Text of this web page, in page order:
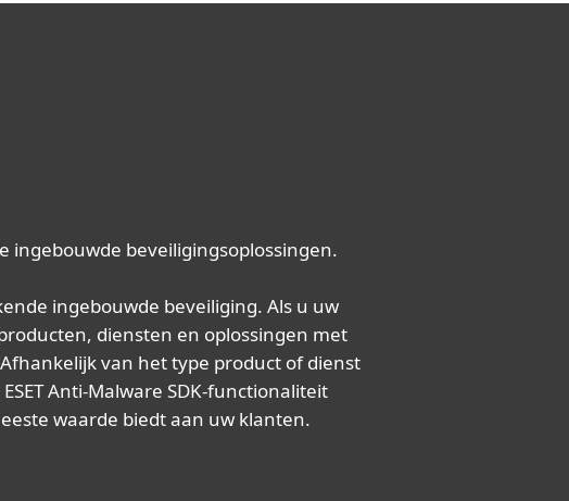
ingebouwde beveiligingsoplossingen.
ingebouwde beveiliging. Als u uw
diensten en oplossingen met
van het type product of dienst
Anti-Malware SDK-functionaliteit
waarde biedt aan uw klanten.